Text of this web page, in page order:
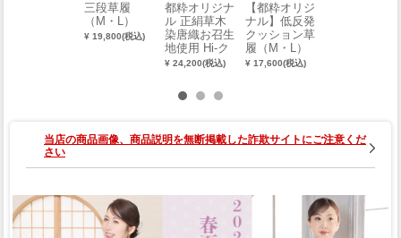
三段草履
（M・L）
¥ 19,800(税込)
都粋オリジナ
ル 正絹草木
染唐織お召生
地使用 Hi-ク
ッション3段
L）
¥ 24,200(税込)
【都粋オリジ
ナル】低反発
クッション草
履（M・L）
¥ 17,600(税込)
当店の商品画像、商品説明を無断掲載した詐欺サイトにご注意くだ
さい